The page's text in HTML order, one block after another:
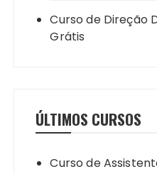
Curso de Direção
Grátis
ÚLTIMOS CURSOS
Curso de